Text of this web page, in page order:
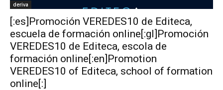
deriva
[:es]Promoción VEREDES10 de Editeca,
escuela de formación online[:gl]Promoción
VEREDES10 de Editeca, escola de
formación online[:en]Promotion
VEREDES10 of Editeca, school of formation
online[:]